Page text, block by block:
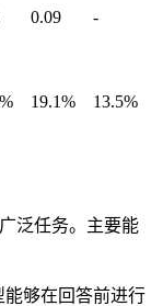
0.09 -
19.1% 13.5%
泛任务。主要能
够在回答前进行